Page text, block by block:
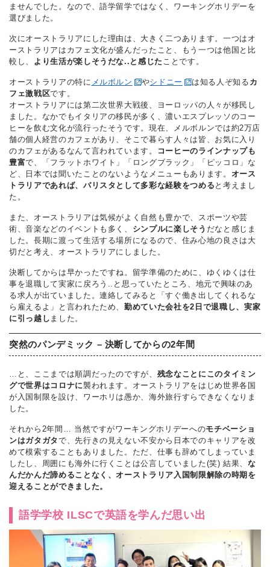
ませんでした。なので、語学留学ではなく、ワーキングホリデーを
選びました。
次にオーストラリアにした理由は、大きく二つあります。一つはオ
ーストラリアはカフェ文化が盛んだったこと、もう一つは他国と比
較し、
より生活が楽しそうだな..と感じた ことです。
オーストラリアの特に メルボルン やシドニー は知る人ぞ知る カ
フェ激戦区です。
オーストラリアには第二次世界大戦後、ヨーロッパの人々が移民し
ました。なかでもイタリアの移民が多く、濃いエスプレッソのコー
ヒーを飲む文化が流行ったそうです。現在、メルボルンでは約2万店
舗の個人経営のカフェがあり、そこで暮らす人々は皆、お気に入り
のカフェがあるなんて言われています。
コーヒーのラインナップも
豊富で、「フラットホワイト」「ロングブラック」「ピッコロ」な
ど、日本では聞いたことのないようなメニューもあります。 オース
トラリアであれば、バリスタとして多彩な経験をつめる と考えまし
た。
また、オーストラリアは気候がよく自然も豊かで、スポーツや芸
術、音楽などのイベントも多く、 シンプルに楽しそう だなと感じま
した。長期に渡って生活する場所になるので、住み心地の良さは大
切だと考え、オーストラリアにしました。
決断してからは早かったですね。留学準備のために、ゆくゆくは仕
事を退職して実家に戻ろう..と思っていたところ、地元で興味のあ
る求人が出ていました。連絡してみると「すぐ働き出してくれるな
ら雇えるよ」と言われたため、勤めていた会社を2日で退職し、実家
に引っ越し ました。
突然のパンデミック – 決断してからの2年間
…と、ここまでは順調だったのですが、 残念なことにこのタイミン
グで世界はコロナに襲われます。オーストラリアをはじめ世界各国
が入国制限を設け、ワーホリは愚か、海外旅行すらできなくなりま
した。
それから2年間… 当然ですがワーキングホリデーへのモチベーショ
ンはガタガタで、先行きの見えない不安から日本でのキャリアを改
めて模索することもありました。ただ、仕事も辞めてしまっていま
したし、周囲にも海外に行くことは公言していました(笑) 結果、な
んだかんだ諦めることなく、オーストラリア入国制限解除の時期を
迎えることができました。
語学学校 ILSCで英語を学んだ思い出